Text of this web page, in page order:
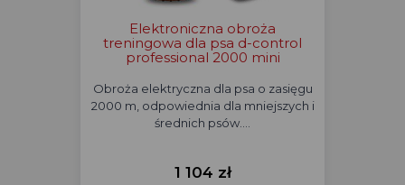
Elektroniczna obroża
treningowa dla psa d-control
professional 2000 mini
Obroża elektryczna dla psa o zasięgu
2000 m, odpowiednia dla mniejszych i
średnich psów.…
1 104 zł